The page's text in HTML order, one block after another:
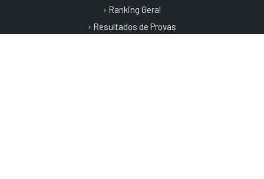
› Ranking Geral
› Resultados de Provas